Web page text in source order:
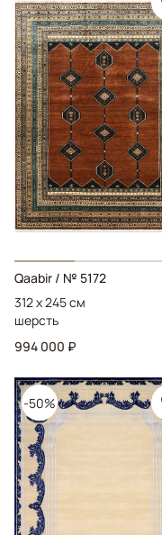
Qaabir / № 5172
312 x 245 см
шерсть
994 000 ₽
-50%